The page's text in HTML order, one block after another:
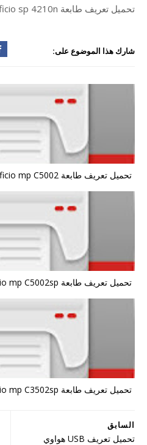
تحميل تعريف طابعة Ricoh Aficio sp 4210n
شارك هذا الموضوع على:
تحميل تعريف طابعة Ricoh Aficio mp C5002
تحميل تعريف طابعة Ricoh Aficio mp C5002sp
تحميل تعريف طابعة Ricoh Aficio mp C3502sp
السابق
تحميل تعريف USB هواوي